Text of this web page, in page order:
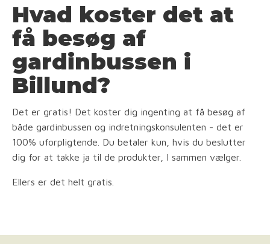
Hvad koster det at
få besøg af
gardinbussen i
Billund?
Det er gratis! Det koster dig ingenting at få besøg af
både gardinbussen og indretningskonsulenten - det er
100% uforpligtende. Du betaler kun, hvis du beslutter
dig for at takke ja til de produkter, I sammen vælger.
Ellers er det helt gratis.